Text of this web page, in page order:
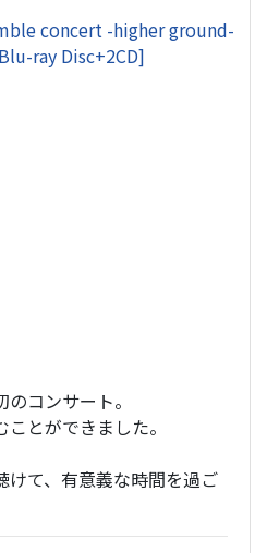
concert -higher ground-
ray Disc+2CD]
コンサート。
とができました。
けて、有意義な時間を過ご